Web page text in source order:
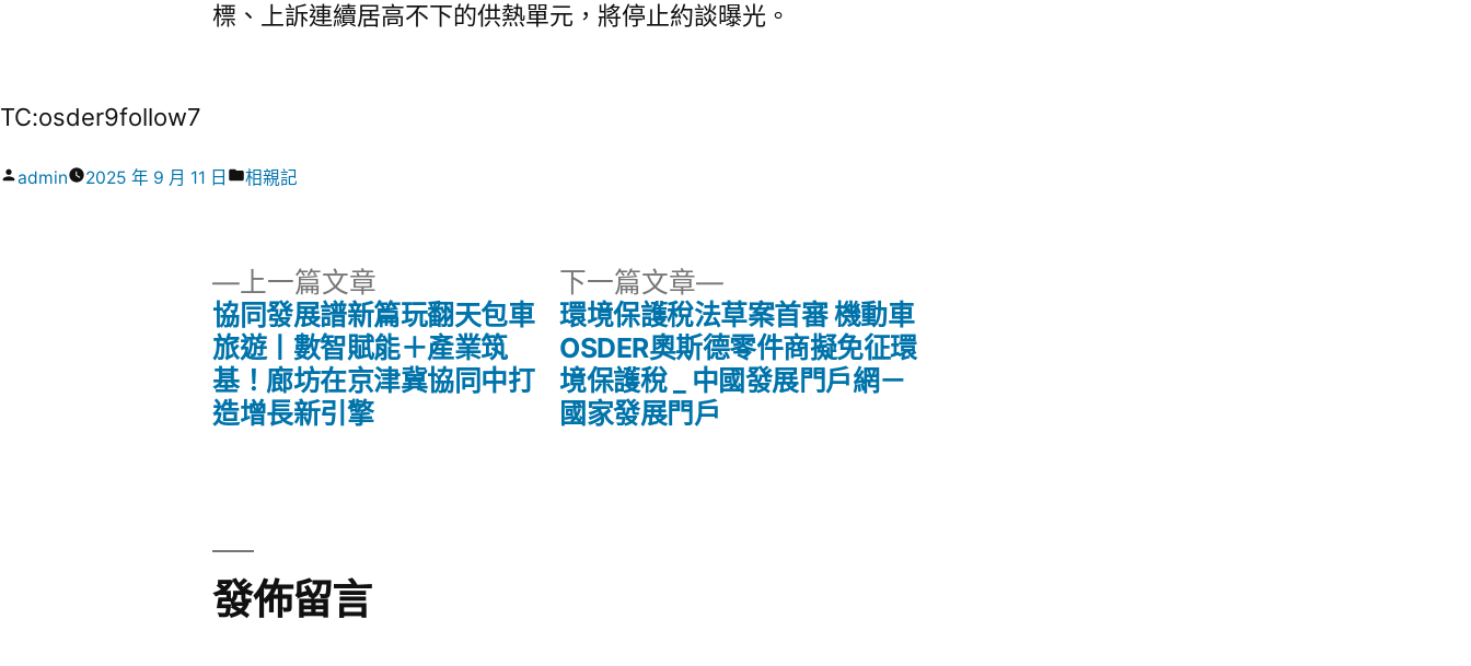
標、上訴連續居高不下的供熱單元，將停止約談曝光。
TC:osder9follow7
作
admin 2025 年 9 月 11 日
分
相親記
上一篇文章
一
篇
文
協同發展譜新篇玩翻天包車
旅遊丨數智賦能＋產業筑
基！廊坊在京津冀協同中打
造增長新引擎
下一篇文章
下
一
篇
文
環境保護稅法草案首審 機動車
OSDER奧斯德零件商擬免征環
境保護稅 _ 中國發展門戶網－
國家發展門戶
發佈留言